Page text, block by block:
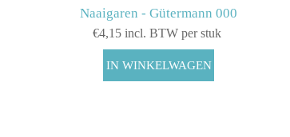
Naaigaren - Gütermann 000
€4,15 incl. BTW per stuk